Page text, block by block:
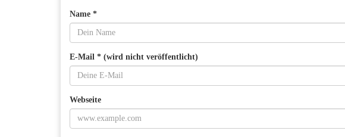
Name *
E-Mail * (wird nicht veröffentlicht)
Webseite